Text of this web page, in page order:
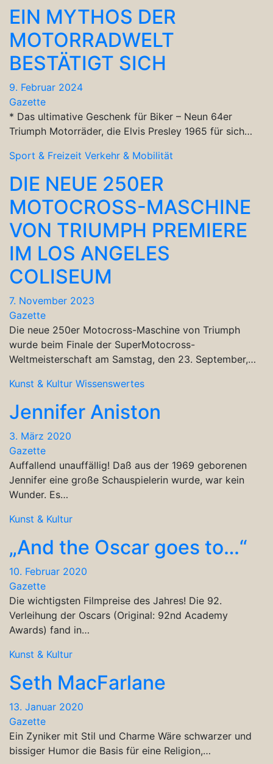
EIN MYTHOS DER
MOTORRADWELT
BESTÄTIGT SICH
9. Februar 2024
Gazette
* Das ultimative Geschenk für Biker – Neun 64er
Triumph Motorräder, die Elvis Presley 1965 für sich…
Sport & Freizeit Verkehr & Mobilität
DIE NEUE 250ER
MOTOCROSS-MASCHINE
VON TRIUMPH PREMIERE
IM LOS ANGELES
COLISEUM
7. November 2023
Gazette
Die neue 250er Motocross-Maschine von Triumph
wurde beim Finale der SuperMotocross-
Weltmeisterschaft am Samstag, den 23. September,…
Kunst & Kultur Wissenswertes
Jennifer Aniston
3. März 2020
Gazette
Auffallend unauffällig! Daß aus der 1969 geborenen
Jennifer eine große Schauspielerin wurde, war kein
Wunder. Es…
Kunst & Kultur
„And the Oscar goes to…“
10. Februar 2020
Gazette
Die wichtigsten Filmpreise des Jahres! Die 92.
Verleihung der Oscars (Original: 92nd Academy
Awards) fand in…
Kunst & Kultur
Seth MacFarlane
13. Januar 2020
Gazette
Ein Zyniker mit Stil und Charme Wäre schwarzer und
bissiger Humor die Basis für eine Religion,…